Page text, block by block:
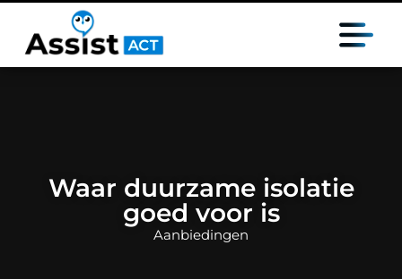
Waar duurzame isolatie
goed voor is
Aanbiedingen